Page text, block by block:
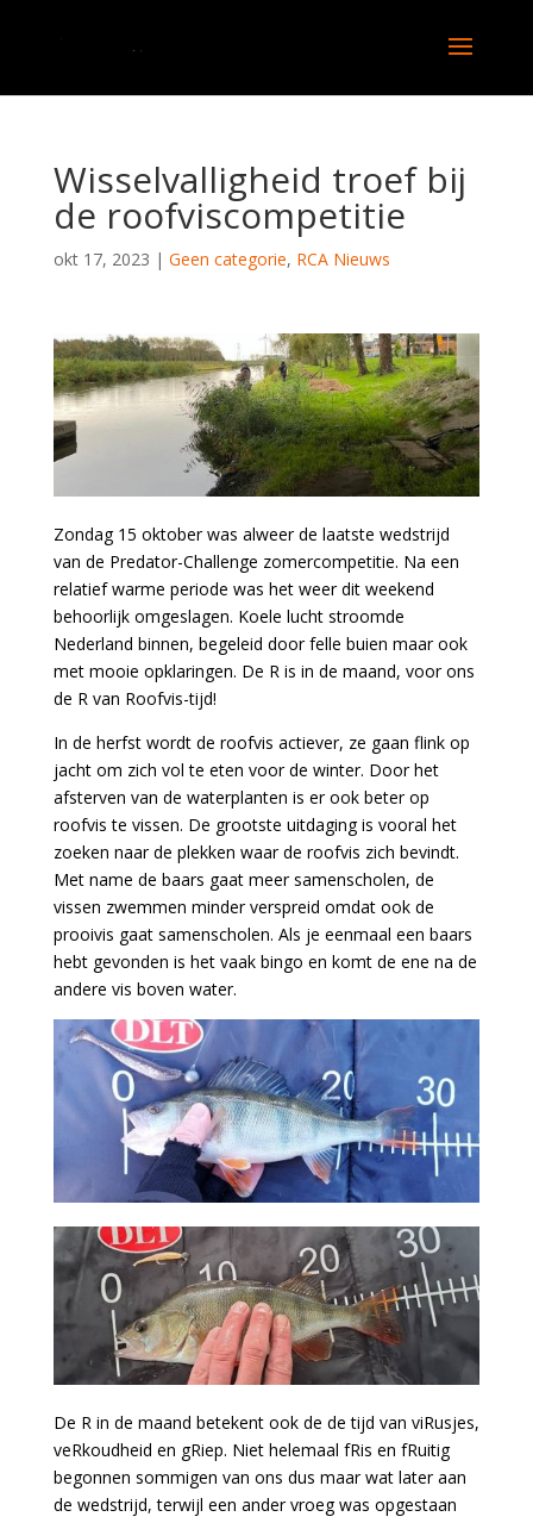
Wisselvalligheid troef bij
de roofviscompetitie
okt 17, 2023 | Geen categorie, RCA Nieuws
Zondag 15 oktober was alweer de laatste wedstrijd
van de Predator-Challenge zomercompetitie. Na een
relatief warme periode was het weer dit weekend
behoorlijk omgeslagen. Koele lucht stroomde
Nederland binnen, begeleid door felle buien maar ook
met mooie opklaringen. De R is in de maand, voor ons
de R van Roofvis-tijd!
In de herfst wordt de roofvis actiever, ze gaan flink op
jacht om zich vol te eten voor de winter. Door het
afsterven van de waterplanten is er ook beter op
roofvis te vissen. De grootste uitdaging is vooral het
zoeken naar de plekken waar de roofvis zich bevindt.
Met name de baars gaat meer samenscholen, de
vissen zwemmen minder verspreid omdat ook de
prooivis gaat samenscholen. Als je eenmaal een baars
hebt gevonden is het vaak bingo en komt de ene na de
andere vis boven water.
De R in de maand betekent ook de de tijd van viRusjes,
veRkoudheid en gRiep. Niet helemaal fRis en fRuitig
begonnen sommigen van ons dus maar wat later aan
de wedstrijd, terwijl een ander vroeg was opgestaan